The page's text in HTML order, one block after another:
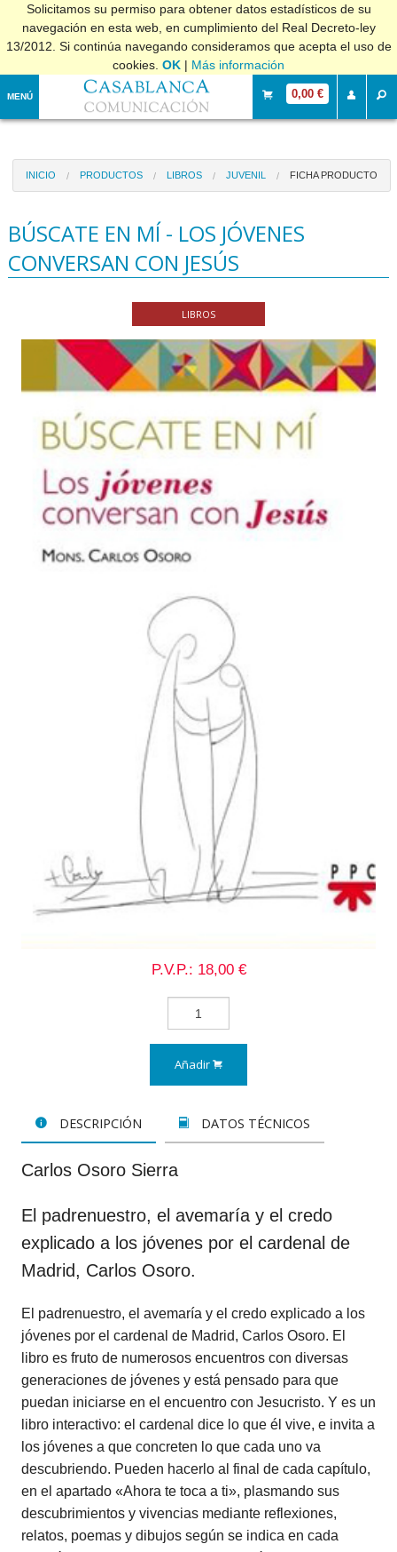
Solicitamos su permiso para obtener datos estadísticos de su
navegación en esta web, en cumplimiento del Real Decreto-ley
13/2012. Si continúa navegando consideramos que acepta el uso de
cookies. OK | Más información
MENÚ 0,00 €
INICIO PRODUCTOS LIBROS JUVENIL FICHA PRODUCTO
BÚSCATE EN MÍ - LOS JÓVENES
CONVERSAN CON JESÚS
LIBROS
P.V.P.: 18,00 €
Añadir
DESCRIPCIÓN DATOS TÉCNICOS
Carlos Osoro Sierra
El padrenuestro, el avemaría y el credo
explicado a los jóvenes por el cardenal de
Madrid, Carlos Osoro.
El padrenuestro, el avemaría y el credo explicado a los
jóvenes por el cardenal de Madrid, Carlos Osoro. El
libro es fruto de numerosos encuentros con diversas
generaciones de jóvenes y está pensado para que
puedan iniciarse en el encuentro con Jesucristo. Y es un
libro interactivo: el cardenal dice lo que él vive, e invita a
los jóvenes a que concreten lo que cada uno va
descubriendo. Pueden hacerlo al final de cada capítulo,
en el apartado «Ahora te toca a ti», plasmando sus
descubrimientos y vivencias mediante reflexiones,
relatos, poemas y dibujos según se indica en cada